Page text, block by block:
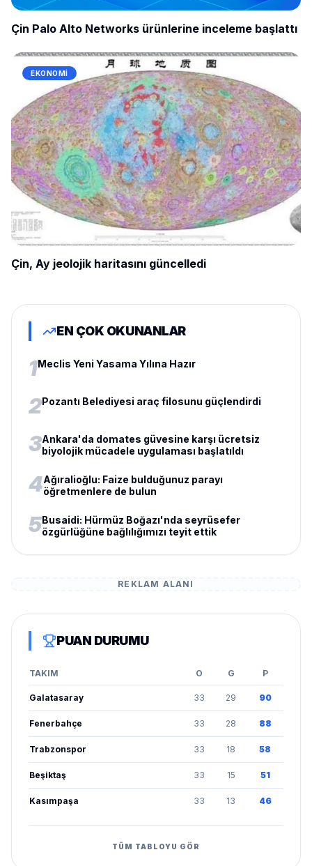
Çin Palo Alto Networks ürünlerine inceleme başlattı
EKONOMI
Çin, Ay jeolojik haritasını güncelledi
EN ÇOK OKUNANLAR
1Meclis Yeni Yasama Yılına Hazır
2Pozantı Belediyesi araç filosunu güçlendirdi
3Ankara'da domates güvesine karşı ücretsiz
biyolojik mücadele uygulaması başlatıldı
4Ağıralioğlu: Faize bulduğunuz parayı
öğretmenlere de bulun
5Busaidi: Hürmüz Boğazı'nda seyrüsefer
özgürlüğüne bağlılığımızı teyit ettik
REKLAM ALANI
PUAN DURUMU
TAKIM O G P
Galatasaray 33 29 90
Fenerbahçe 33 28 88
Trabzonspor 33 18 58
Beşiktaş 33 15 51
Kasımpaşa 33 13 46
TÜM TABLOYU GÖR